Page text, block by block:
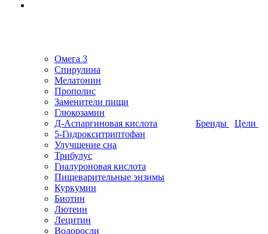
Омега 3
Спирулина
Мелатонин
Прополис
Заменители пищи
Глюкозамин
Д-Аспаргиновая кислота
5-Гидрокситриптофан
Улучшение сна
Трибулус
Гиалуроновая кислота
Пищеварительные энзимы
Куркумин
Биотин
Лютеин
Лецитин
Водоросли
Бренды Цели